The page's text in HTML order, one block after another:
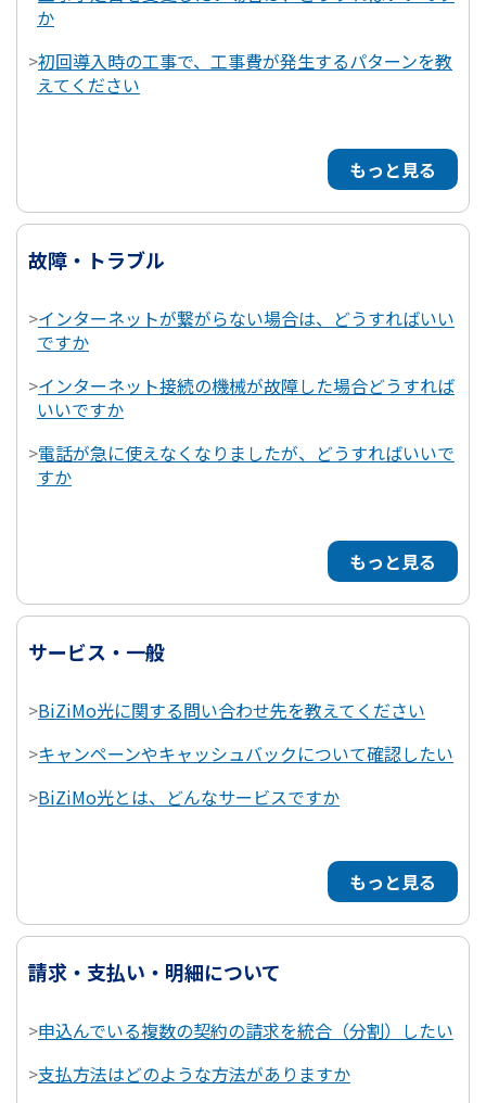
か
>初回導入時の工事で、工事費が発生するパターンを教
えてください
もっと見る
故障・トラブル
>インターネットが繋がらない場合は、どうすればいい
ですか
>インターネット接続の機械が故障した場合どうすれば
いいですか
>電話が急に使えなくなりましたが、どうすればいいで
すか
もっと見る
サービス・一般
>BiZiMo光に関する問い合わせ先を教えてください
>キャンペーンやキャッシュバックについて確認したい
>BiZiMo光とは、どんなサービスですか
もっと見る
請求・支払い・明細について
>申込んでいる複数の契約の請求を統合（分割）したい
>支払方法はどのような方法がありますか